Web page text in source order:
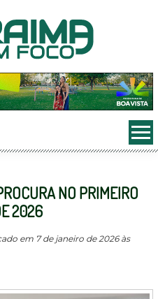
NO PRIMEIRO
2026
em 7 de janeiro de 2026 às